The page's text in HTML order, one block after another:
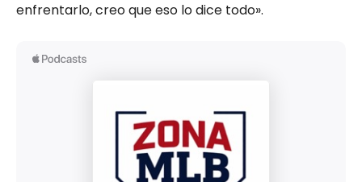
enfrentarlo, creo que eso lo dice todo».